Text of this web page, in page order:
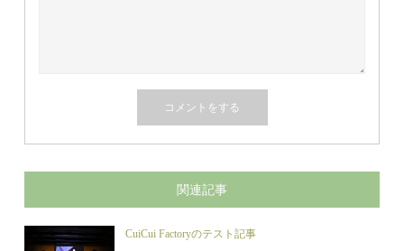
関連記事
CuiCui Factoryのテスト記事